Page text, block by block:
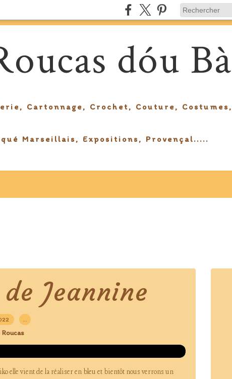
dóu
Cartonnage, Crochet, Couture,
Marseillais, Expositions, Provençal.....
Jeannine
…
Roucas
elle vient de la réaliser en bleu et bientôt nous verrons un